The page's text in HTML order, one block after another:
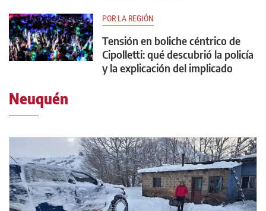
POR LA REGIÓN
Tensión en boliche céntrico de
Cipolletti: qué descubrió la policía
y la explicación del implicado
Neuquén